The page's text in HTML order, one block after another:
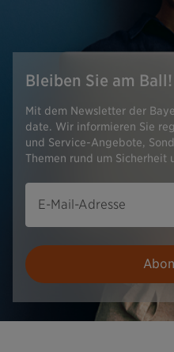
Bleiben Sie am Ball!
Mit dem Newsletter der
date. Wir informieren Sie
und Service-Angebote,
Themen rund um Sicherheit
E-Mail-Adresse